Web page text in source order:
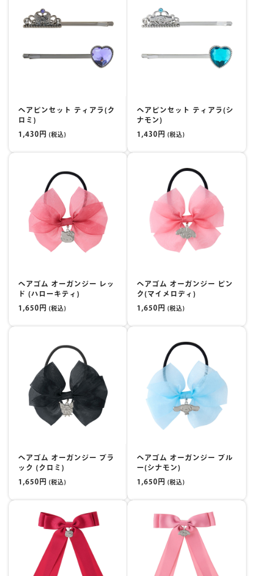
ヘアピンセット ティアラ(ク
ロミ)
1,430円 (税込)
ヘアピンセット ティアラ(シ
ナモン)
1,430円 (税込)
ヘアゴム オーガンジー レッ
ド (ハローキティ)
1,650円 (税込)
ヘアゴム オーガンジー ピン
ク(マイメロディ)
1,650円 (税込)
ヘアゴム オーガンジー ブラ
ック (クロミ)
1,650円 (税込)
ヘアゴム オーガンジー ブル
ー(シナモン)
1,650円 (税込)